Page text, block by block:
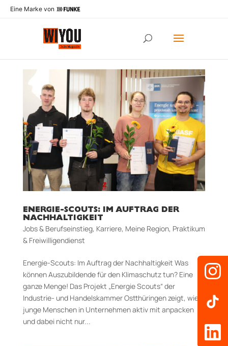
Eine Marke von
ENERGIE-SCOUTS: IM AUFTRAG DER
NACHHALTIGKEIT
Jobs & Berufseinstieg, Karriere, Meine Region, Praktikum
& Freiwilligendienst
Energie-Scouts: Im Auftrag der Nachhaltigkeit Was
können Auszubildende für den Klimaschutz tun? Eine
ganze Menge! Das Projekt „Energie Scouts“ der
Industrie- und Handelskammer Ostthüringen zeigt, wie
junge Menschen in Unternehmen aktiv mit anpacken
und dabei nicht nur...